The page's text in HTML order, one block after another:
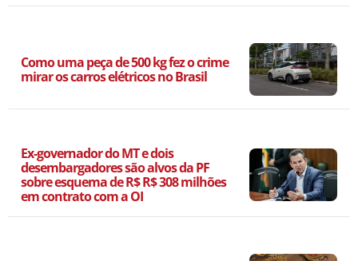
Como uma peça de 500 kg fez o crime
mirar os carros elétricos no Brasil
Ex-governador do MT e dois
desembargadores são alvos da PF
sobre esquema de R$ R$ 308 milhões
em contrato com a OI